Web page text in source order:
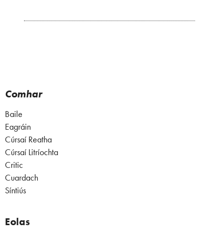
Comhar
Baile
Eagráin
Cúrsaí Reatha
Cúrsaí Litríochta
Critic
Cuardach
Síntiús
Eolas